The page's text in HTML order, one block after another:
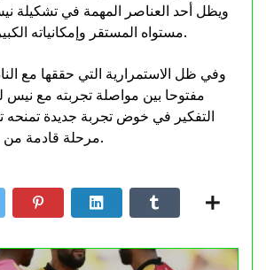
ويظل أحد العناصر المهمة في تشكيلة
مستواه المستقر وإمكانياته الكبيرة في خط الوسط.
وفي ظل الاستمرارية التي حققها مع
مفتوحا بين مواصلة تجربته مع نيس
التفكير في خوض تجربة جديدة
مرحلة قادمة من مسيرته الاحترافية.